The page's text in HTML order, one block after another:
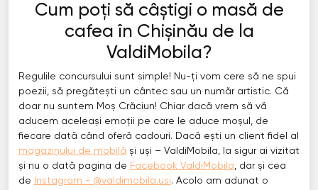
Cum poți să câștigi o masă de
cafea în Chișinău de la
ValdiMobila?
Regulile concursului sunt simple! Nu-ți vom cere să ne spui
poezii, să pregătești un cântec sau un număr artistic. Că
doar nu suntem Moș Crăciun! Chiar dacă vrem să vă
aducem aceleași emoții pe care le aduce moșul, de
fiecare dată când oferă cadouri. Dacă ești un client fidel al
magazinului de mobilă și uși – ValdiMobila, la sigur ai vizitat
și nu o dată pagina de Facebook ValdiMobila, dar și cea
de
Instagram - @valdimobila.usi. Acolo am adunat o